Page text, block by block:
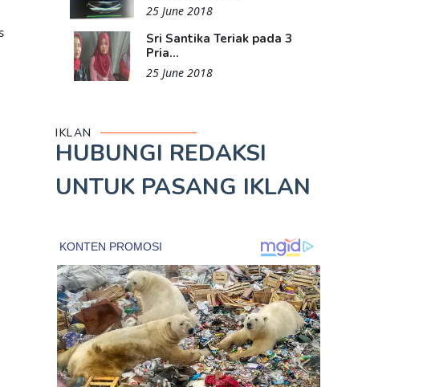
25 June 2018
Sri Santika Teriak pada 3
Pria...
25 June 2018
IKLAN
HUBUNGI REDAKSI
UNTUK PASANG IKLAN